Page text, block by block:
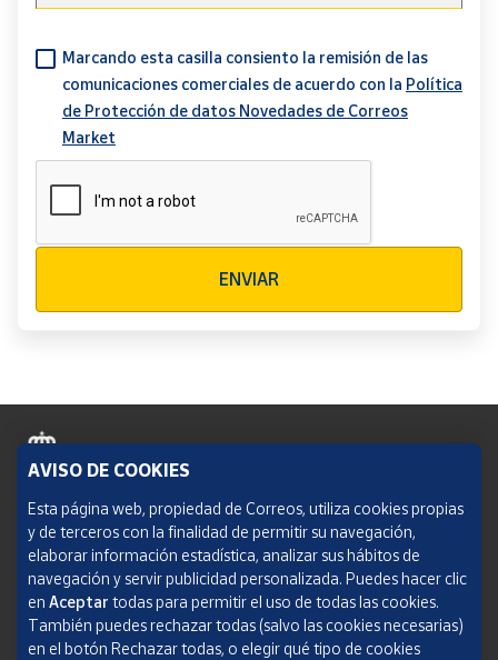
Marcando esta casilla consiento la remisión de las
comunicaciones comerciales de acuerdo con la Política
de Protección de datos Novedades de Correos
Market
ENVIAR
Política de cookies
Aviso legal
Condiciones del servicio
Política de Privacidad Web
AVISO DE COOKIES
Esta página web, propiedad de Correos, utiliza cookies propias
y de terceros con la finalidad de permitir su navegación,
elaborar información estadística, analizar sus hábitos de
navegación y servir publicidad personalizada. Puedes hacer clic
en Aceptar todas para permitir el uso de todas las cookies.
También puedes rechazar todas (salvo las cookies necesarias)
en el botón Rechazar todas, o elegir qué tipo de cookies